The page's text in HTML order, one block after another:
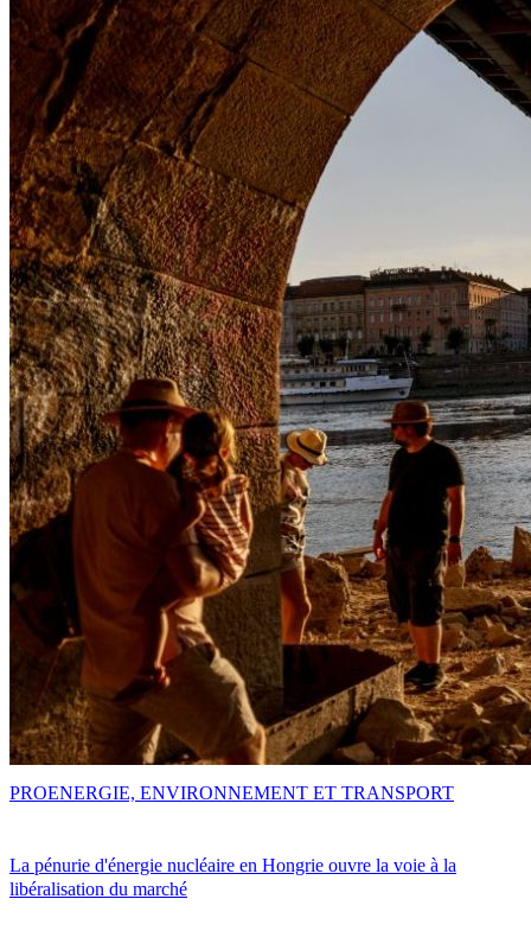
La pénurie d'énergie nucléaire en Hongrie ouvre la voie à la
libéralisation du marché
PROENERGIE, ENVIRONNEMENT ET TRANSPORT